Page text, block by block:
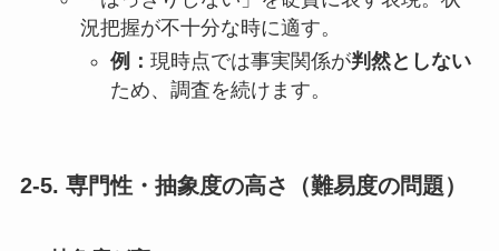
況把握が不十分な時に適す。
例： 現時点では事実関係が判然としない
ため、調査を続けます。
2-5. 専門性・抽象度の高さ（難易度の問題）